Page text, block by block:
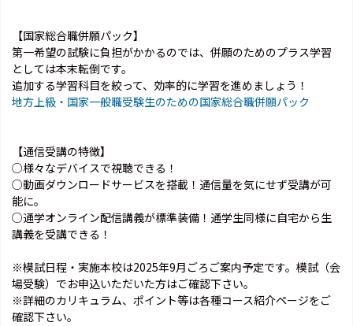
【国家総合職併願パック】
第一希望の試験に負担がかかるのでは、併願のためのプラス学習
としては本末転倒です。
追加する学習科目を絞って、効率的に学習を進めましょう！
地方上級・国家一般職受験生のための国家総合職併願パック
【通信受講の特徴】
○様々なデバイスで視聴できる！
○動画ダウンロードサービスを搭載！通信量を気にせず受講が可
能に。
○通学オンライン配信講義が標準装備！通学生同様に自宅から生
講義を受講できる！
※模試日程・実施本校は2025年9月ごろご案内予定です。模試（会
場受験）でお申込いただいた方はご確認下さい。
※詳細のカリキュラム、ポイント等は各種コース紹介ページをご
確認下さい。